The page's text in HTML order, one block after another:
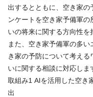
出するとともに、空き家
ンケートを空き家予備軍
いの将来に関する方向性を
また、空き家予備軍の多
き家の予防について考え
いに関する相談に対応しま
取組み1 AIを活用した空き
出